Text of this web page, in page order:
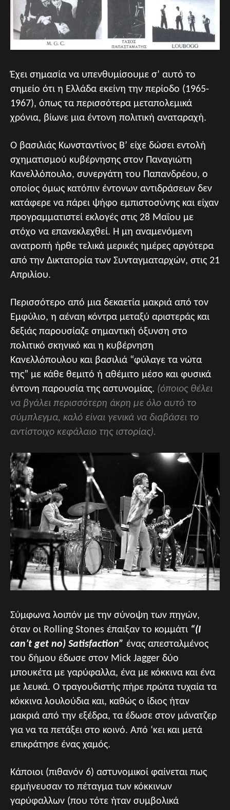
Έχει σημασία να υπενθυμίσουμε σ’ αυτό το
σημείο ότι η Ελλάδα εκείνη την περίοδο (1965-
1967), όπως τα περισσότερα μεταπολεμικά
χρόνια, βίωνε μια έντονη πολιτική αναταραχή.
Ο βασιλιάς Κωνσταντίνος Β’ είχε δώσει εντολή
σχηματισμού κυβέρνησης στον Παναγιώτη
Κανελλόπουλο, συνεργάτη του Παπανδρέου, ο
οποίος όμως κατόπιν έντονων αντιδράσεων δεν
κατάφερε να πάρει ψήφο εμπιστοσύνης και είχαν
προγραμματιστεί εκλογές στις 28 Μαΐου με
στόχο να επανεκλεχθεί. Η μη αναμενόμενη
ανατροπή ήρθε τελικά μερικές ημέρες αργότερα
από την Δικτατορία των Συνταγματαρχών, στις 21
Απριλίου.
Περισσότερο από μια δεκαετία μακριά από τον
Εμφύλιο, η αέναη κόντρα μεταξύ αριστεράς και
δεξιάς παρουσίαζε σημαντική όξυνση στο
πολιτικό σκηνικό και η κυβέρνηση
Κανελλόπουλου και βασιλιά “φύλαγε τα νώτα
της” με κάθε θεμιτό ή αθέμιτο μέσο και φυσικά
έντονη παρουσία της αστυνομίας. (όποιος θέλει
να βγάλει περισσότερη άκρη με όλο αυτό το
σύμπλεγμα, καλό είναι γενικά να διαβάσει το
αντίστοιχο κεφάλαιο της ιστορίας).
Σύμφωνα λοιπόν με την σύνοψη των πηγών,
όταν οι Rolling Stones έπαιξαν το κομμάτι “(I
can’t get no) Satisfaction” ένας απεσταλμένος
του δήμου έδωσε στον Mick Jagger δύο
μπουκέτα με γαρύφαλλα, ένα με κόκκινα και ένα
με λευκά. Ο τραγουδιστής πήρε πρώτα τυχαία τα
κόκκινα λουλούδια και, καθώς ο ίδιος ήταν
μακριά από την εξέδρα, τα έδωσε στον μάνατζερ
για να τα πετάξει στο κοινό. Από ‘κει και μετά
επικράτησε ένας χαμός.
Κάποιοι (πιθανόν 6) αστυνομικοί φαίνεται πως
ερμήνευσαν το πέταγμα των κόκκινων
γαρύφαλλων (που τότε ήταν συμβολικά